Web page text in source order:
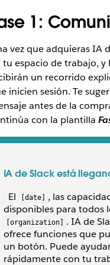
1:
vez que adquieras IA
tu espacio de trabajo,
un recorrido
inicien sesión. Te
antes de la
con la plantilla
IA de Slack está
El
[date]
, las
disponibles para todos
[organization]
. IA de
ofrece funciones que
un botón. Puede
rápidamente con tu